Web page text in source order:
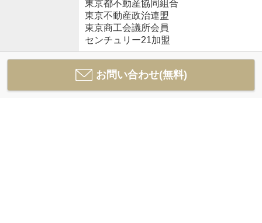
東京都不動産協同組合
東京不動産政治連盟
東京商工会議所会員
センチュリー21加盟
お問い合わせ(無料)